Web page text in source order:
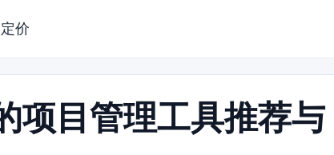
价
项目管理工具推荐与